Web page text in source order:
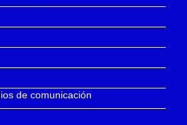
de comunicación